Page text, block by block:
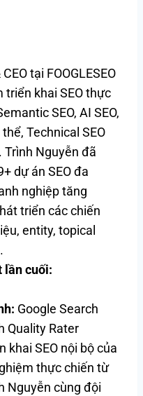
tại FOOGLESEO
triển khai SEO thực
SEO, AI SEO,
Technical SEO
Trình Nguyễn đã
dự án SEO đa
nghiệp tăng
triển các chiến
entity, topical
lần cuối:
Google Search
Quality Rater
khai SEO nội bộ của
thực chiến từ
Nguyễn cùng đội